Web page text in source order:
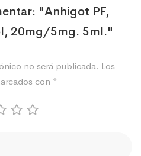
"Anhigot PF,
20mg/5mg. 5ml."
no será publicada. Los
con *